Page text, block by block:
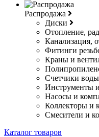
Распродажа
Диски
Отопление,
Канализация,
Фитинги
Краны и
Счетчики воды
Инструменты
Насосы и
Коллекторы и
Смесители и
Каталог товаров